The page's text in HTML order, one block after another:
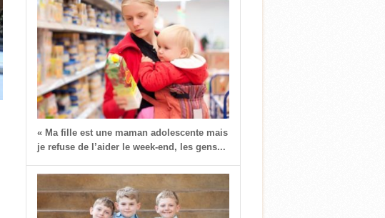
« Ma fille est une maman adolescente mais
je refuse de l’aider le week-end, les gens...